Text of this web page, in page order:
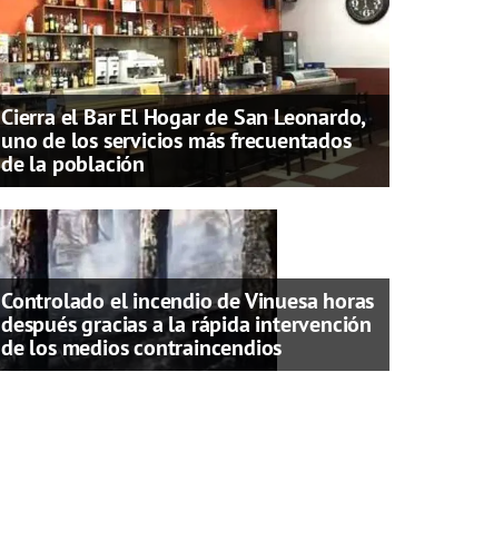
Cierra el Bar El Hogar de San Leonardo,
uno de los servicios más frecuentados
de la población
Controlado el incendio de Vinuesa horas
después gracias a la rápida intervención
de los medios contraincendios